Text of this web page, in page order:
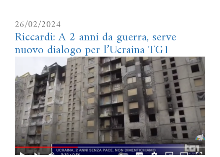
26/02/2024
Riccardi: A 2 anni da guerra, serve
nuovo dialogo per l’Ucraina TG1